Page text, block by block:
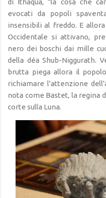
evocati da popoli
insensibili al freddo. E
Occidentale si attivano,
nero dei boschi dai mille
della déa Shub-Niggurath.
brutta piega allora il
richiamare l'attenzione
nota come Bastet, la regina
corte sulla Luna.